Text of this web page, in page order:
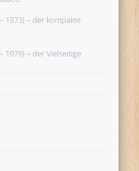
1973) – der kompakte
1979) – der Vielseitige